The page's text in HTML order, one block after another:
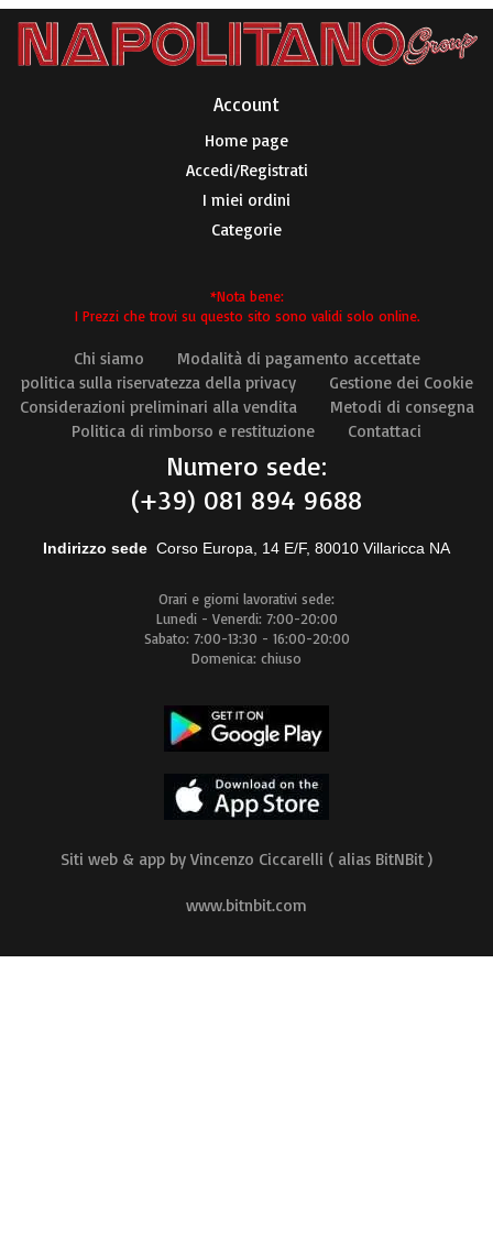
Account​
Home page
Accedi/Registrati
I miei ordini
Categorie
*Nota bene:
I Prezzi che trovi su questo sito sono validi solo online.
Chi siamo
Modalità di pagamento accettate
politica sulla riservatezza della privacy
Gestione dei Cookie
Considerazioni preliminari alla vendita
Metodi di consegna
Politica di rimborso e restituzione
Contattaci
Numero sede:
(+39) 081 894 9688
Indirizzo sede Corso Europa, 14 E/F, 80010 Villaricca NA
Orari e giorni lavorativi sede:
Lunedi - Venerdi: 7:00-20:00
Sabato: 7:00-13:30 - 16:00-20:00
Domenica: chiuso
Siti web & app by Vincenzo Ciccarelli ( alias BitNBit )
www.bitnbit.com